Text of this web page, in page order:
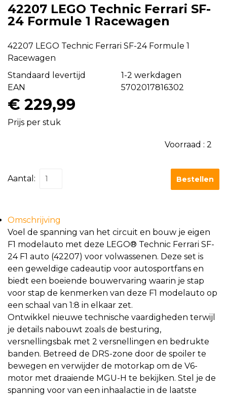
42207 LEGO Technic Ferrari SF-
24 Formule 1 Racewagen
42207 LEGO Technic Ferrari SF-24 Formule 1
Racewagen
Standaard levertijd
1-2 werkdagen
EAN
5702017816302
€ 229,99
Prijs per stuk
Voorraad : 2
Aantal: Bestellen
Omschrijving
Voel de spanning van het circuit en bouw je eigen
F1 modelauto met deze LEGO® Technic Ferrari SF-
24 F1 auto (42207) voor volwassenen. Deze set is
een geweldige cadeautip voor autosportfans en
biedt een boeiende bouwervaring waarin je stap
voor stap de kenmerken van deze F1 modelauto op
een schaal van 1:8 in elkaar zet.
Ontwikkel nieuwe technische vaardigheden terwijl
je details nabouwt zoals de besturing,
versnellingsbak met 2 versnellingen en bedrukte
banden. Betreed de DRS-zone door de spoiler te
bewegen en verwijder de motorkap om de V6-
motor met draaiende MGU-H te bekijken. Stel je de
spanning voor van een inhaalactie in de laatste